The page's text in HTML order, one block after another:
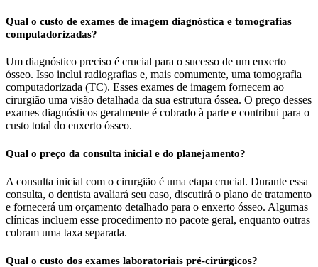
Qual o custo de exames de imagem diagnóstica e tomografias
computadorizadas?
Um diagnóstico preciso é crucial para o sucesso de um enxerto
ósseo. Isso inclui radiografias e, mais comumente, uma tomografia
computadorizada (TC). Esses exames de imagem fornecem ao
cirurgião uma visão detalhada da sua estrutura óssea. O preço desses
exames diagnósticos geralmente é cobrado à parte e contribui para o
custo total do enxerto ósseo.
Qual o preço da consulta inicial e do planejamento?
A consulta inicial com o cirurgião é uma etapa crucial. Durante essa
consulta, o dentista avaliará seu caso, discutirá o plano de tratamento
e fornecerá um orçamento detalhado para o enxerto ósseo. Algumas
clínicas incluem esse procedimento no pacote geral, enquanto outras
cobram uma taxa separada.
Qual o custo dos exames laboratoriais pré-cirúrgicos?